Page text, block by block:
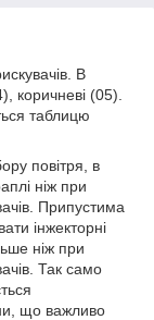
В
коричневі (05).
таблицю
повітря, в
ніж при
Припустима
інжекторні
ніж при
Так само
що важливо